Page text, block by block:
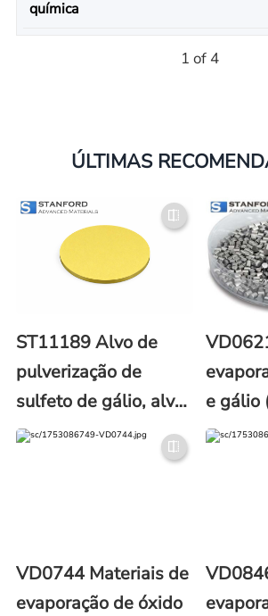
química
1 of 4
ÚLTIMAS
ST11189 Alvo de
pulverização de
sulfeto de gálio, alvo
Ga2S3
e gálio
VD0744 Materiais de
evaporação de óxido